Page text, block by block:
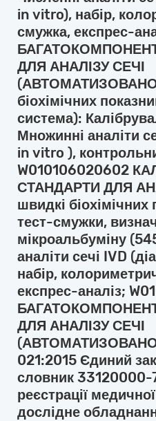
in vitro), набір,
смужка, експрес-
ДЛЯ АНАЛІЗУ СЕЧІ
біохімічних
система):
Множинні аналіти
in vitro ),
W010106020602
СТАНДАРТИ ДЛЯ
швидкі біохімічних
тест-смужки,
мікроальбуміну
аналіти сечі IVD
набір,
експрес-аналіз;
ДЛЯ АНАЛІЗУ СЕЧІ
021:2015 Єдиний
словник 33120000-
реєстрації
дослідне